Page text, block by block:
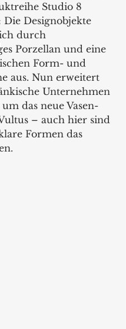
Studio 8
Die Designobjekte
durch
Porzellan und eine
Form- und
aus. Nun erweitert
Unternehmen
das neue Vasen-
– auch hier sind
Formen das